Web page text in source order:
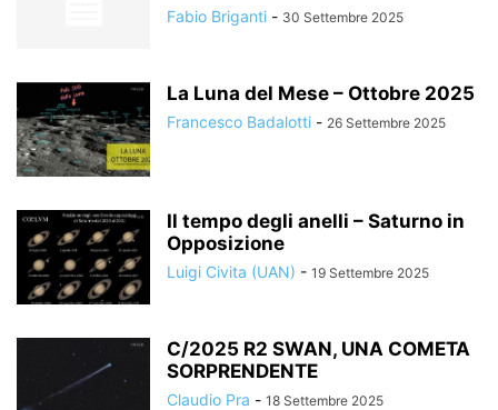
Fabio Briganti - 30 Settembre 2025
La Luna del Mese – Ottobre 2025
Francesco Badalotti - 26 Settembre 2025
Il tempo degli anelli – Saturno in
Opposizione
Luigi Civita (UAN) - 19 Settembre 2025
C/2025 R2 SWAN, UNA COMETA
SORPRENDENTE
Claudio Pra - 18 Settembre 2025